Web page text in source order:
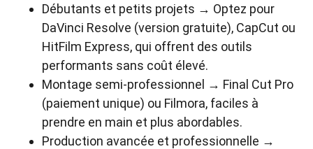
Débutants et petits projets → Optez pour
DaVinci Resolve (version gratuite), CapCut ou
HitFilm Express, qui offrent des outils
performants sans coût élevé.
Montage semi-professionnel → Final Cut Pro
(paiement unique) ou Filmora, faciles à
prendre en main et plus abordables.
Production avancée et professionnelle →